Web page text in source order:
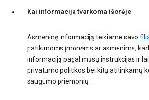
Kai informacija tvarkoma išorėje
Asmeninę informaciją teikiame savo
patikimoms įmonėms ar asmenims,
informaciją pagal mūsų instrukcijas ir
privatumo politikos bei kitų atitinkamų
saugumo priemonių.